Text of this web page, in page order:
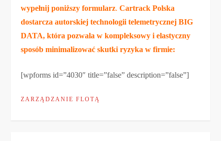
wypełnij poniższy formularz.Cartrack Polska
dostarcza autorskiej technologii telemetrycznej BIG
DATA, która pozwala w kompleksowy i elastyczny
sposób minimalizować skutki ryzyka w firmie:
[wpforms id=”4030″ title=”false” description=”false”]
ZARZĄDZANIE FLOTĄ